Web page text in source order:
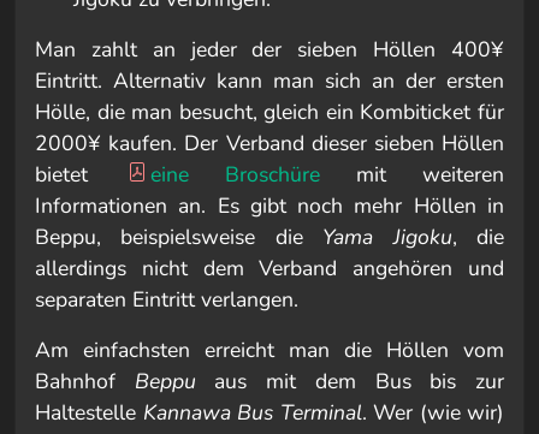
Man zahlt an jeder der sieben Höllen 400¥
Eintritt. Alternativ kann man sich an der ersten
Hölle, die man besucht, gleich ein Kombiticket für
2000¥ kaufen. Der Verband dieser sieben Höllen
bietet
eine Broschüre mit weiteren
Informationen an. Es gibt noch mehr Höllen in
Beppu, beispielsweise die Yama Jigoku, die
allerdings nicht dem Verband angehören und
separaten Eintritt verlangen.
Am einfachsten erreicht man die Höllen vom
Bahnhof Beppu aus mit dem Bus bis zur
Haltestelle Kannawa Bus Terminal. Wer (wie wir)